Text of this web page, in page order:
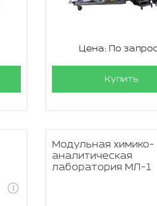
Цена: По
Купить
Модульная химико-
аналитическая
лаборатория МЛ-1